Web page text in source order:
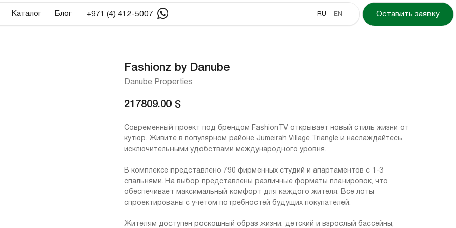
Блог +971 (4) 412-5007 Оставить заявку
Fashionz by Danube
Danube Properties
217809.00 $
Современный проект под брендом FashionTV открывает новый стиль жизни от
кутюр. Живите в популярном районе Jumeirah Village Triangle и наслаждайтесь
исключительными удобствами международного уровня.
В комплексе представлено 790 фирменных студий и апартаментов с 1-3
спальнями. На выбор представлены различные форматы планировок, что
обеспечивает максимальный комфорт для каждого жителя. Все лоты
спроектированы с учетом потребностей будущих покупателей.
Жителям доступен роскошный образ жизни: детский и взрослый бассейны,